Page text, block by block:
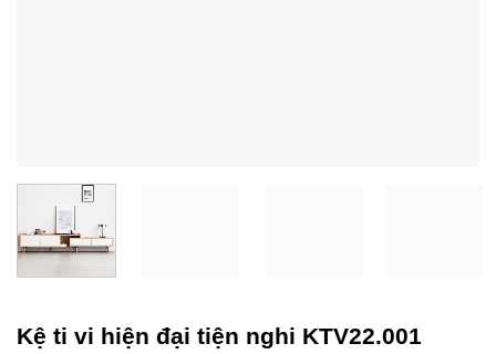
Kệ ti vi hiện đại tiện nghi KTV22.001